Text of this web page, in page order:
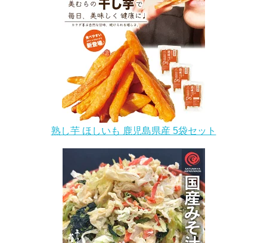
熟し芋 ほしいも 鹿児島県産 5袋セット